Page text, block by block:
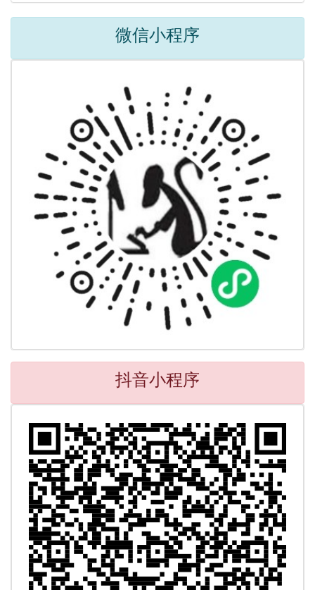
微信小程序
抖音小程序